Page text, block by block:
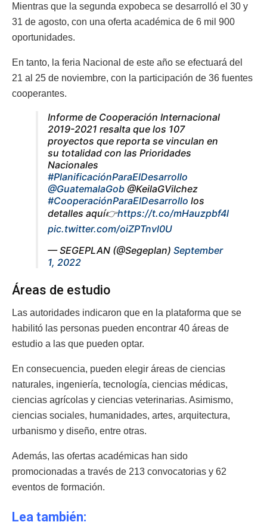
Mientras que la segunda expobeca se desarrolló el 30 y
31 de agosto, con una oferta académica de 6 mil 900
oportunidades.
En tanto, la feria Nacional de este año se efectuará del
21 al 25 de noviembre, con la participación de 36 fuentes
cooperantes.
Informe de Cooperación Internacional
2019-2021 resalta que los 107
proyectos que reporta se vinculan en
su totalidad con las Prioridades
Nacionales
#PlanificaciónParaElDesarrollo
@GuatemalaGob @KeilaGVilchez
#CooperaciónParaElDesarrollo los
detalles aquí👉https://t.co/mHauzpbf4l
pic.twitter.com/oiZPTnvl0U
— SEGEPLAN (@Segeplan) September
1, 2022
Áreas de estudio
Las autoridades indicaron que en la plataforma que se
habilitó las personas pueden encontrar 40 áreas de
estudio a las que pueden optar.
En consecuencia, pueden elegir áreas de ciencias
naturales, ingeniería, tecnología, ciencias médicas,
ciencias agrícolas y ciencias veterinarias. Asimismo,
ciencias sociales, humanidades, artes, arquitectura,
urbanismo y diseño, entre otras.
Además, las ofertas académicas han sido
promocionadas a través de 213 convocatorias y 62
eventos de formación.
Lea también: